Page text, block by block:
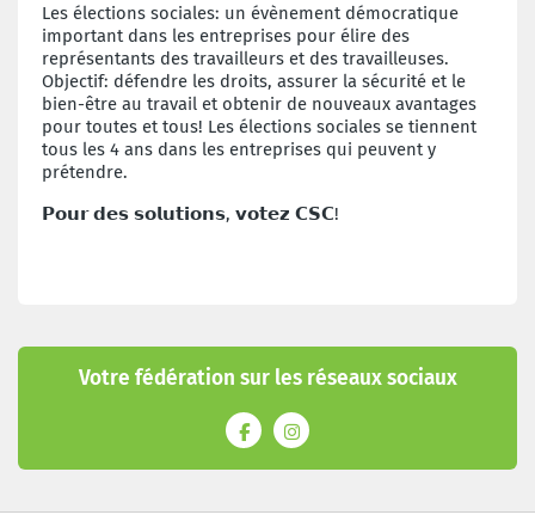
Les élections sociales: un évènement démocratique
important dans les entreprises pour élire des
représentants des travailleurs et des travailleuses.
Objectif: défendre les droits, assurer la sécurité et le
bien-être au travail et obtenir de nouveaux avantages
pour toutes et tous! Les élections sociales se tiennent
tous les 4 ans dans les entreprises qui peuvent y
prétendre.
𝗣𝗼𝘂𝗿 𝗱𝗲𝘀 𝘀𝗼𝗹𝘂𝘁𝗶𝗼𝗻𝘀, 𝘃𝗼𝘁𝗲𝘇 𝗖𝗦𝗖!
Votre fédération sur les réseaux sociaux